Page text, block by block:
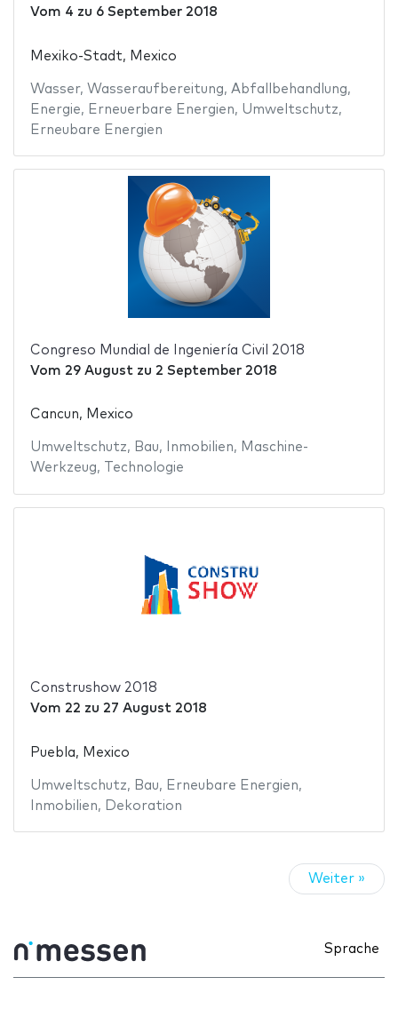
Vom 4 zu 6 September 2018
Mexiko-Stadt, Mexico
Wasser, Wasseraufbereitung, Abfallbehandlung,
Energie, Erneuerbare Energien, Umweltschutz,
Erneubare Energien
Congreso Mundial de Ingeniería Civil 2018
Vom 29 Augustzu 2 September 2018
Cancun, Mexico
Umweltschutz, Bau, Inmobilien, Maschine-
Werkzeug, Technologie
Construshow 2018
Vom 22 zu 27 August 2018
Puebla, Mexico
Umweltschutz, Bau, Erneubare Energien,
Inmobilien, Dekoration
Weiter »
Sprache